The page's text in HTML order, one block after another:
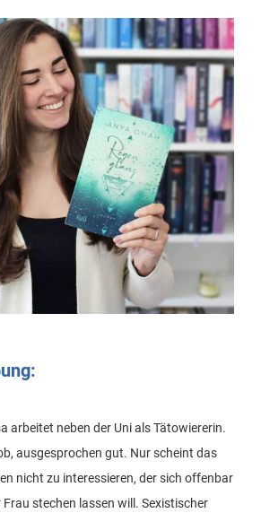
arbeitet neben der Uni als Tätowiererin.
ausgesprochen gut. Nur scheint das
nicht zu interessieren, der sich offenbar
Frau stechen lassen will. Sexistischer